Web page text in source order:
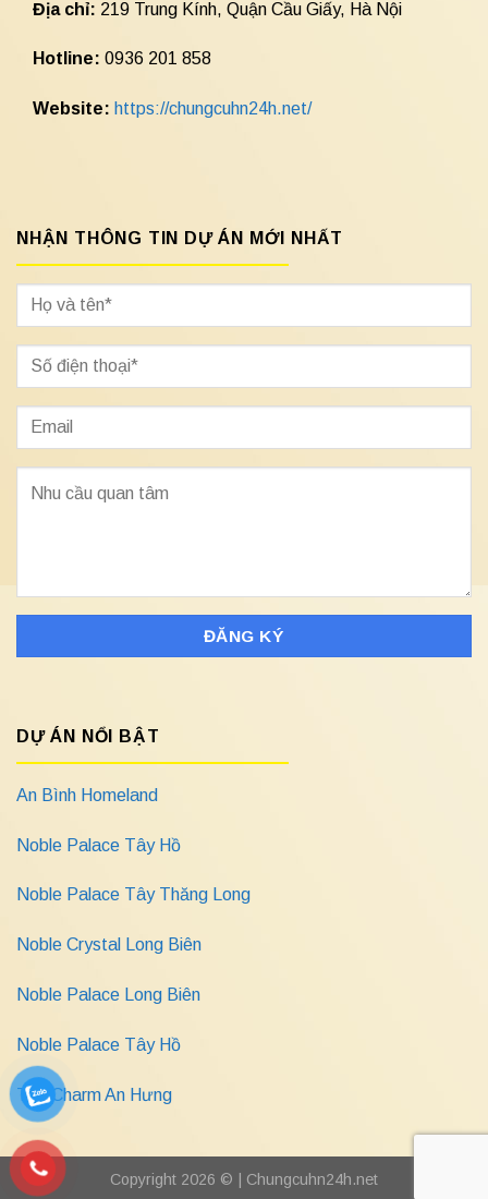
Địa chỉ: 219 Trung Kính, Quận Cầu Giấy, Hà Nội
Hotline: 0936 201 858
Website: https://chungcuhn24h.net/
NHẬN THÔNG TIN DỰ ÁN MỚI NHẤT
DỰ ÁN NỔI BẬT
An Bình Homeland
Noble Palace Tây Hồ
Noble Palace Tây Thăng Long
Noble Crystal Long Biên
Noble Palace Long Biên
Noble Palace Tây Hồ
The Charm An Hưng
Copyright 2026 © | Chungcuhn24h.net